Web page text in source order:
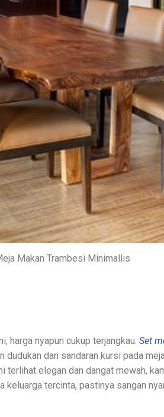
Makan Trambesi Minimallis
harga nyapun cukup terjangkau. Set
dan sandaran kursi pada
elegan dan dangat mewah,
tercinta, pastinya sangan